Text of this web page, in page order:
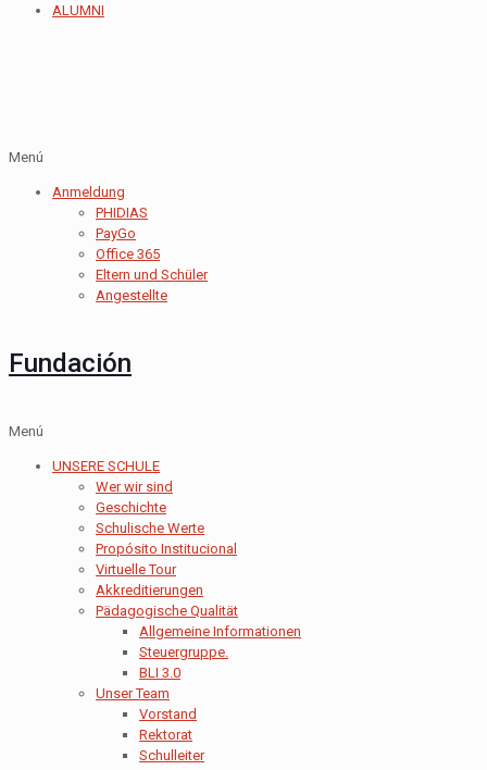
ALUMNI
Menú
Anmeldung
PHIDIAS
PayGo
Office 365
Eltern und Schüler
Angestellte
Fundación
Menú
UNSERE SCHULE
Wer wir sind
Geschichte
Schulische Werte
Propósito Institucional
Virtuelle Tour
Akkreditierungen
Pädagogische Qualität
Allgemeine Informationen
Steuergruppe.
BLI 3.0
Unser Team
Vorstand
Rektorat
Schulleiter